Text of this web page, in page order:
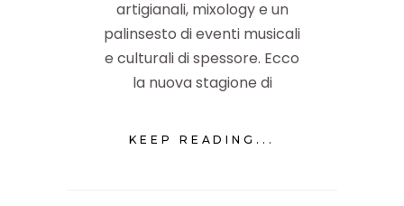
artigianali, mixology e un
palinsesto di eventi musicali
e culturali di spessore. Ecco
la nuova stagione di
KEEP READING...